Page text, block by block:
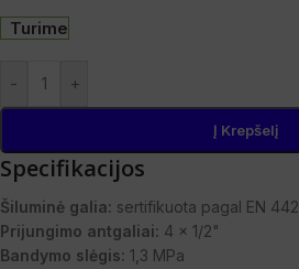
Turime
- +
Į Krepšelį
Specifikacijos
Šiluminė galia: sertifikuota pagal EN 442
Prijungimo antgaliai: 4 x 1/2"
Bandymo slėgis: 1,3 MPa